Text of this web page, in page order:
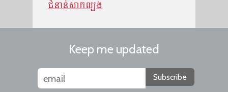
ជំនាន់សាកល្បង
Keep me updated
Subscribe